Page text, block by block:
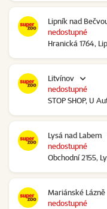
Lipník nad
Hranická 1764,
nedostupné
Litvínov
STOP SHOP, U
nedostupné
Lysá nad Labem
Obchodní 2155,
nedostupné
Mariánské Lázně
nedostupné